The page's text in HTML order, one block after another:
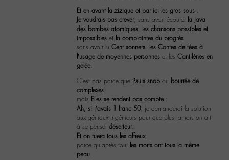
Et en avant la zizique et par ici les gros sous :
Je voudrais pas crever, sans avoir écouter la Java
des bombes atomiques
les chansons possibles et
impossibles et la complaintes du progrès
sans avoir lu Cent sonnets
les Contes de fées à
l’usage de moyennes personnes et les Cantilènes en
gelée.
C’est pas parce que j’suis snob ou bourrée de
complexes
mais Elles se rendent pas compte :
Ah, si j’avais 1 franc 50, je demanderai la solution
aux géniaux ingénieurs pour que plus jamais on ait
à se penser déserteur.
Et on tuera tous les affreux,
parce qu’après tout les morts ont tous la même
peau.